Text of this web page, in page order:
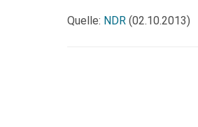
Quelle: NDR (02.10.2013)